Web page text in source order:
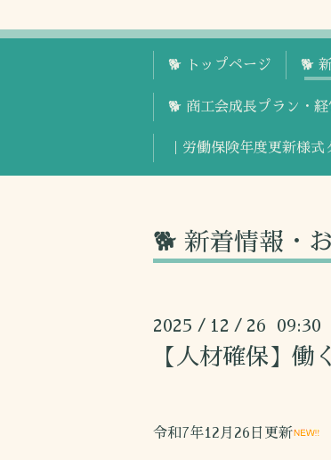
🐕 トップページ 🐕
🐕 商工会成長プラン・
｜労働保険年度更新様
🐕 新着情報・
2025 / 12 / 26 09:30
【人材確保】働
令和7年12月26日更新